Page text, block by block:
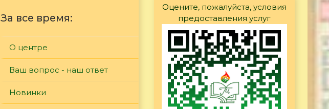
За все время:
О центре
Ваш вопрос - наш ответ
Новинки
Оцените, пожалуйста, условия
предоставления услуг